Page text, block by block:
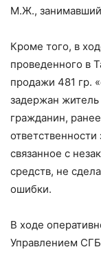
М.Ж.,
Кроме того, в
проведенного в
продажи 481 гр.
задержан
гражданин,
связанное с
средств, не
ошибки.
В ходе
Управлением